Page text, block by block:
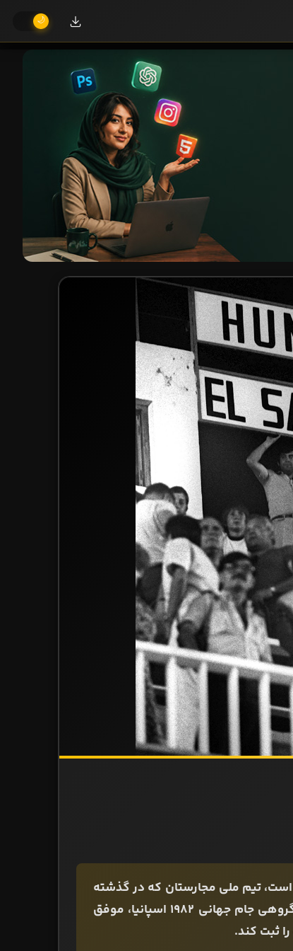
تیم ملی مجارستان که در گذشته
یکی از قدرت‌های برتر فوتبال اروپا و جهان محسوب می‌شد، در مرحله گروهی جام جهانی 1982 اسپانیا، موفق